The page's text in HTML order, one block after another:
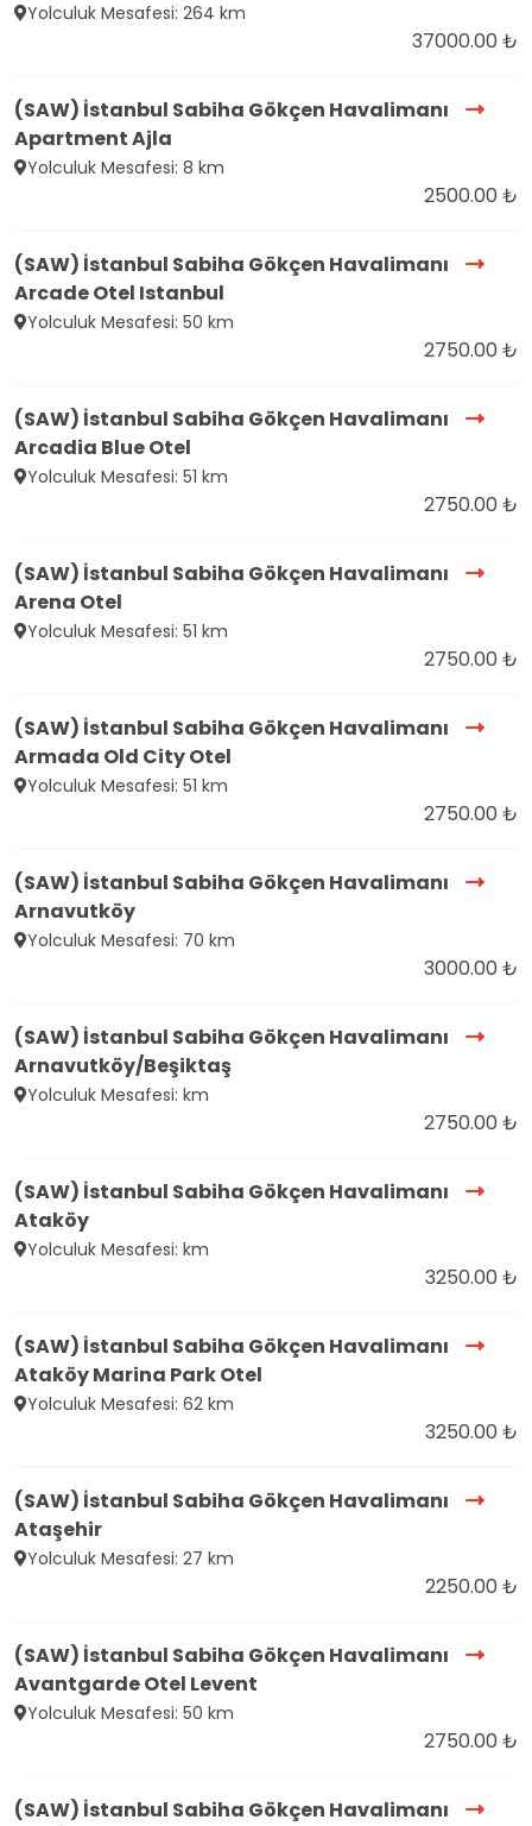
Yolculuk Mesafesi: 264 km
37000.00 ₺
(SAW) İstanbul Sabiha Gökçen Havalimanı
Apartment Ajla
Yolculuk Mesafesi: 8 km
2500.00 ₺
(SAW) İstanbul Sabiha Gökçen Havalimanı
Arcade Otel Istanbul
Yolculuk Mesafesi: 50 km
2750.00 ₺
(SAW) İstanbul Sabiha Gökçen Havalimanı
Arcadia Blue Otel
Yolculuk Mesafesi: 51 km
2750.00 ₺
(SAW) İstanbul Sabiha Gökçen Havalimanı
Arena Otel
Yolculuk Mesafesi: 51 km
2750.00 ₺
(SAW) İstanbul Sabiha Gökçen Havalimanı
Armada Old City Otel
Yolculuk Mesafesi: 51 km
2750.00 ₺
(SAW) İstanbul Sabiha Gökçen Havalimanı
Arnavutköy
Yolculuk Mesafesi: 70 km
3000.00 ₺
(SAW) İstanbul Sabiha Gökçen Havalimanı
Arnavutköy/Beşiktaş
Yolculuk Mesafesi: km
2750.00 ₺
(SAW) İstanbul Sabiha Gökçen Havalimanı
Ataköy
Yolculuk Mesafesi: km
3250.00 ₺
(SAW) İstanbul Sabiha Gökçen Havalimanı
Ataköy Marina Park Otel
Yolculuk Mesafesi: 62 km
3250.00 ₺
(SAW) İstanbul Sabiha Gökçen Havalimanı
Ataşehir
Yolculuk Mesafesi: 27 km
2250.00 ₺
(SAW) İstanbul Sabiha Gökçen Havalimanı
Avantgarde Otel Levent
Yolculuk Mesafesi: 50 km
2750.00 ₺
(SAW) İstanbul Sabiha Gökçen Havalimanı